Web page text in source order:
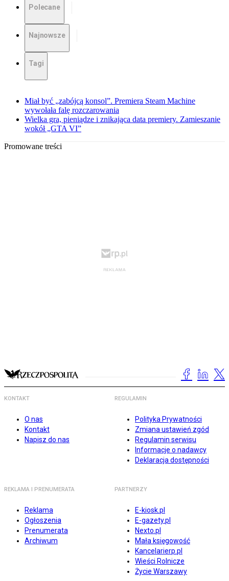
Polecane
Najnowsze
Tagi
Miał być „zabójcą konsol”. Premiera Steam Machine
wywołała falę rozczarowania
Wielka gra, pieniądze i znikająca data premiery. Zamieszanie
wokół „GTA VI”
Promowane treści
KONTAKT
O nas
Kontakt
Napisz do nas
REGULAMIN
Polityka Prywatności
Zmiana ustawień zgód
Regulamin serwisu
Informacje o nadawcy
Deklaracja dostępności
REKLAMA I PRENUMERATA
Reklama
Ogłoszenia
Prenumerata
Archiwum
PARTNERZY
E-kiosk.pl
E-gazety.pl
Nexto.pl
Mała księgowość
Kancelarierp.pl
Wieści Rolnicze
Życie Warszawy